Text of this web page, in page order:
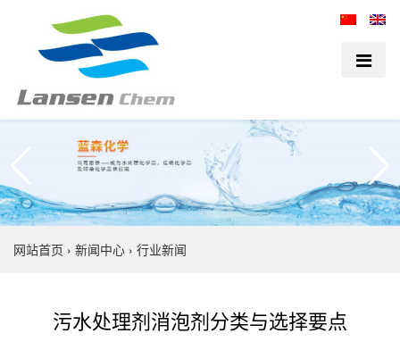
网站首页 › 新闻中心 › 行业新闻
污水处理剂消泡剂分类与选择要点